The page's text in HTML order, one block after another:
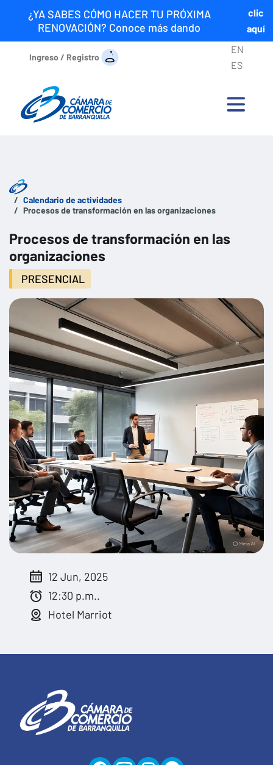
¿YA SABES CÓMO HACER TU PRÓXIMA
RENOVACIÓN? Conoce más dando
clic
aquí
Ingreso / Registro
EN
ES
Calendario de actividades
Procesos de transformación en las organizaciones
Procesos de transformación en las
organizaciones
PRESENCIAL
12 Jun, 2025
12:30 p.m..
Hotel Marriot